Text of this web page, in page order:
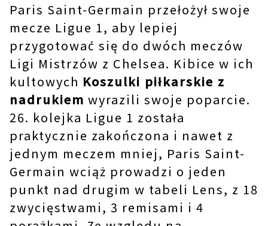
Paris Saint-Germain przełożył swoje
mecze Ligue 1, aby lepiej
przygotować się do dwóch meczów
Ligi Mistrzów z Chelsea. Kibice w ich
kultowych Koszulki piłkarskie z
nadrukiem wyrazili swoje poparcie.
26. kolejka Ligue 1 została
praktycznie zakończona i nawet z
jednym meczem mniej, Paris Saint-
Germain wciąż prowadzi o jeden
punkt nad drugim w tabeli Lens, z 18
zwycięstwami, 3 remisami i 4